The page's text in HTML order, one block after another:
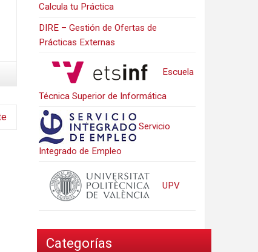
Calcula tu Práctica
DIRE – Gestión de Ofertas de
Prácticas Externas
Escuela
Técnica Superior de Informática
Servicio
Integrado de Empleo
UPV
Categorías